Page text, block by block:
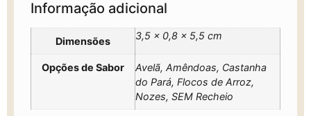
Informação adicional
Dimensões 3,5 × 0,8 × 5,5 cm
Opções de Sabor
Avelã, Amêndoas, Castanha
do Pará, Flocos de Arroz,
Nozes, SEM Recheio